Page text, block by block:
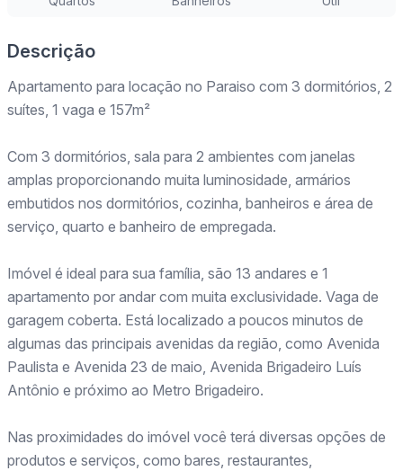
Descrição
Apartamento para locação no Paraiso com 3 dormitórios, 2
suítes, 1 vaga e 157m²
Com 3 dormitórios, sala para 2 ambientes com janelas
amplas proporcionando muita luminosidade, armários
embutidos nos dormitórios, cozinha, banheiros e área de
serviço, quarto e banheiro de empregada.
Imóvel é ideal para sua família, são 13 andares e 1
apartamento por andar com muita exclusividade. Vaga de
garagem coberta. Está localizado a poucos minutos de
algumas das principais avenidas da região, como Avenida
Paulista e Avenida 23 de maio, Avenida Brigadeiro Luís
Antônio e próximo ao Metro Brigadeiro.
Nas proximidades do imóvel você terá diversas opções de
produtos e serviços, como bares, restaurantes,